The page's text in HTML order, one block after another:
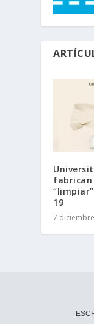
19
7